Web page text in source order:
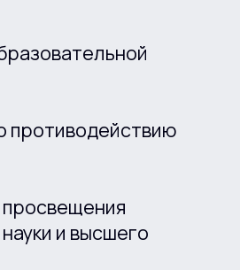
противодействию
и высшего